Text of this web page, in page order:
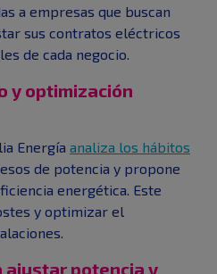
a empresas que buscan
sus contratos eléctricos
de cada negocio.
y optimización
Energía analiza los hábitos
de potencia y propone
energética. Este
y optimizar el
ajustar potencia y